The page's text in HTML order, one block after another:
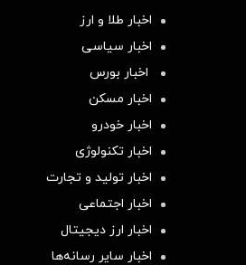
اخبار طلا و ارز
اخبار سیاسی
اخبار بورس
اخبار مسکن
اخبار خودرو
اخبار تکنولوژی
اخبار تولید و تجارت
اخبار اجتماعی
اخبار ارز دیجیتال
اخبار سایر رسانه‌‌ها